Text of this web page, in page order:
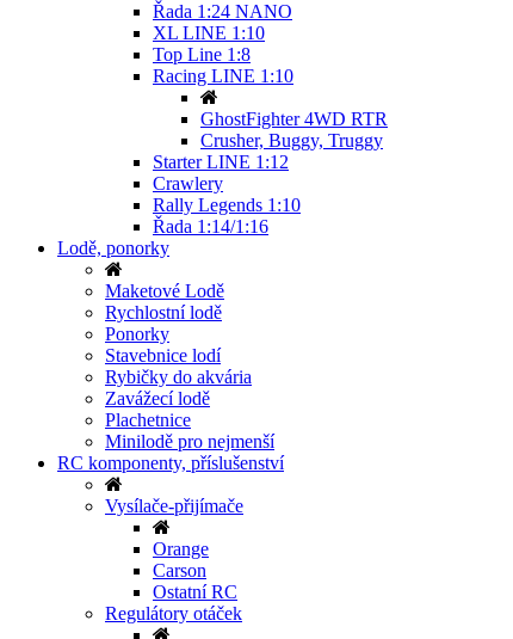
Řada 1:24 NANO
XL LINE 1:10
Top Line 1:8
Racing LINE 1:10
GhostFighter 4WD RTR
Crusher, Buggy, Truggy
Starter LINE 1:12
Crawlery
Rally Legends 1:10
Řada 1:14/1:16
Lodě, ponorky
Maketové Lodě
Rychlostní lodě
Ponorky
Stavebnice lodí
Rybičky do akvária
Zavážecí lodě
Plachetnice
Minilodě pro nejmenší
RC komponenty, příslušenství
Vysílače-přijímače
Orange
Carson
Ostatní RC
Regulátory otáček